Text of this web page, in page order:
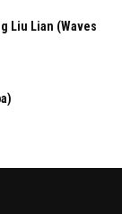
Liu Lian (Waves